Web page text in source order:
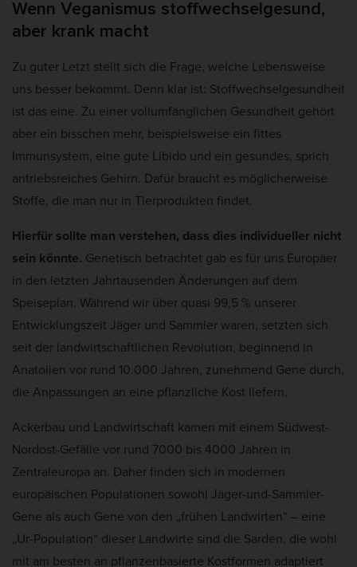
Wenn Veganismus stoffwechselgesund,
aber krank macht
Zu guter Letzt stellt sich die Frage, welche Lebensweise
uns besser bekommt. Denn klar ist: Stoffwechselgesundheit
ist das eine. Zu einer vollumfänglichen Gesundheit gehört
aber ein bisschen mehr, beispielsweise ein fittes
Immunsystem, eine gute Libido und ein gesundes, sprich
antriebsreiches Gehirn. Dafür braucht es möglicherweise
Stoffe, die man nur in Tierprodukten findet.
Hierfür sollte man verstehen, dass dies individueller nicht
sein könnte. Genetisch betrachtet gab es für uns Europäer
in den letzten Jahrtausenden Änderungen auf dem
Speiseplan. Während wir über quasi 99,5 % unserer
Entwicklungszeit Jäger und Sammler waren, setzten sich
seit der landwirtschaftlichen Revolution, beginnend in
Anatolien vor rund 10.000 Jahren, zunehmend Gene durch,
die Anpassungen an eine pflanzliche Kost liefern.
Ackerbau und Landwirtschaft kamen mit einem Südwest-
Nordost-Gefälle vor rund 7000 bis 4000 Jahren in
Zentraleuropa an. Daher finden sich in modernen
europäischen Populationen sowohl Jäger-und-Sammler-
Gene als auch Gene von den „frühen Landwirten“ – eine
„Ur-Population“ dieser Landwirte sind die Sarden, die wohl
mit am besten an pflanzenbasierte Kostformen adaptiert